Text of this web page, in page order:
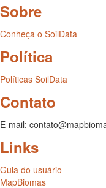
Sobre
Conheça o SoilData
Política
Políticas SoilData
Contato
E-mail:
Links
Guia do usuário
MapBiomas